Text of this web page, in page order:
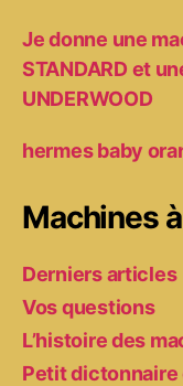
Je donne une
STANDARD et
UNDERWOOD
hermes baby
Machines
Derniers articles
Vos questions
L’histoire des
Petit dictonnaire